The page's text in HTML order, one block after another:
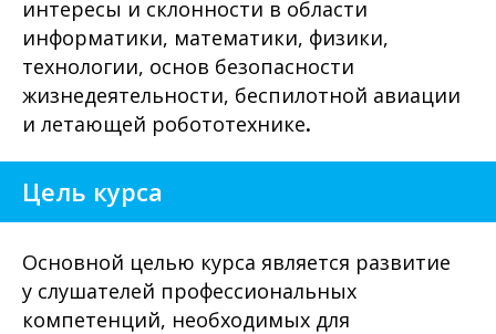
интересы и склонности в области
информатики, математики, физики,
технологии, основ безопасности
жизнедеятельности, беспилотной авиации
и летающей робототехнике.
Цель курса
Основной целью курса является развитие
у слушателей профессиональных
компетенций, необходимых для